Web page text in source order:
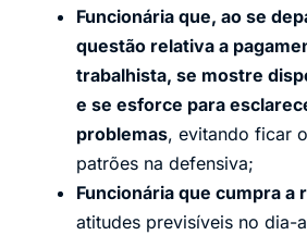
Funcionária que, ao se
questão relativa a
trabalhista, se mostre
e se esforce para
problemas, evitando ficar
patrões na defensiva;
Funcionária que cumpra a
atitudes previsíveis no dia-